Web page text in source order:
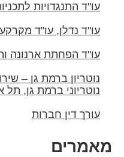
עו"ד התנגדויות לתכניות
עו"ד נדלן, עו"ד מקרקעין
עו"ד הפחתת ארנונה
נוטריון ברמת גן –
נוטריוני ברמת גן, תל
עורך דין חברות